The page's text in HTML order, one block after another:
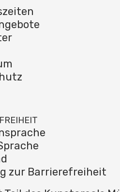
zur Barrierefreiheit